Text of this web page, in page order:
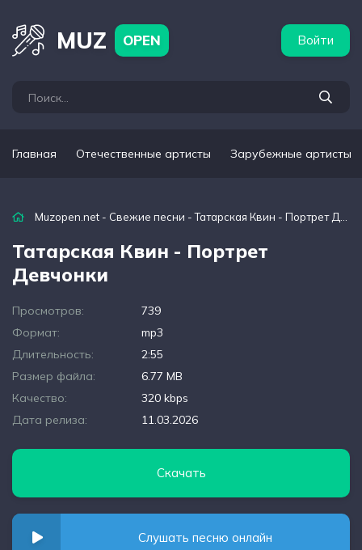
MUZ OPEN Войти
Главная Отечественные артисты Зарубежные артисты
Muzopen.net - Свежие песни - Татарская Квин - Портрет Девчонки
Татарская Квин - Портрет
Девчонки
Просмотров:
739
Формат:
mp3
Длительность:
2:55
Размер файла:
6.77 MB
Качество:
320 kbps
Дата релиза:
11.03.2026
Скачать
Слушать песню онлайн
артисты Популярные подборки